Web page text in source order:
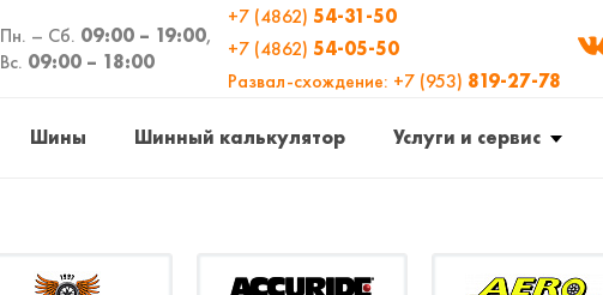
Пн. – Сб. 09:00 – 19:00,
Вс. 09:00 – 18:00
+7 (4862) 54-31-50
+7 (4862) 54-05-50
Развал-схождение: +7 (953) 819-27-78
Шины Шинный калькулятор Услуги и сервис